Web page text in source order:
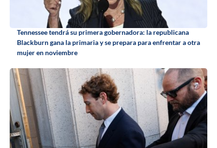
Tennessee tendrá su primera gobernadora: la republicana
Blackburn gana la primaria y se prepara para enfrentar a otra
mujer en noviembre